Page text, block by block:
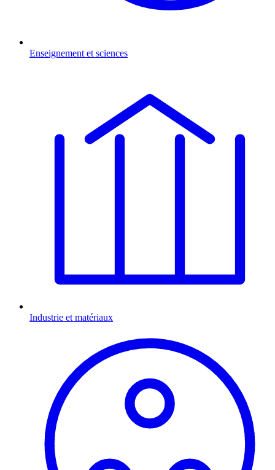
Enseignement et sciences
Industrie et matériaux